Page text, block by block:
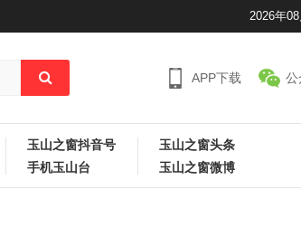
2026年08
APP下载 公
玉山之窗抖音号
手机玉山台
玉山之窗头条
玉山之窗微博